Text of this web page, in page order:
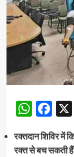
रक्तदान शिविर में
रक्त से बच सकती हैं